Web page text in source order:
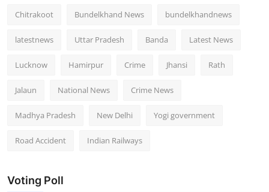
Chitrakoot Bundelkhand News bundelkhandnews
latestnews Uttar Pradesh Banda Latest News
Lucknow Hamirpur Crime Jhansi Rath
Jalaun National News Crime News
Madhya Pradesh New Delhi Yogi government
Road Accident Indian Railways
Voting Poll